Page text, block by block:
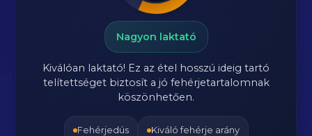
Nagyon laktató
Kiválóan laktató! Ez az étel hosszú ideig tartó
telítettséget biztosít a jó fehérjetartalomnak
köszönhetően.
Fehérjedús Kiváló fehérje arány